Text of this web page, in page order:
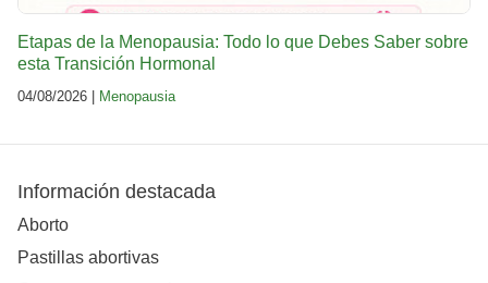
Etapas de la Menopausia: Todo lo que Debes Saber sobre
esta Transición Hormonal
04/08/2026 | Menopausia
Información destacada
Aborto
Pastillas abortivas